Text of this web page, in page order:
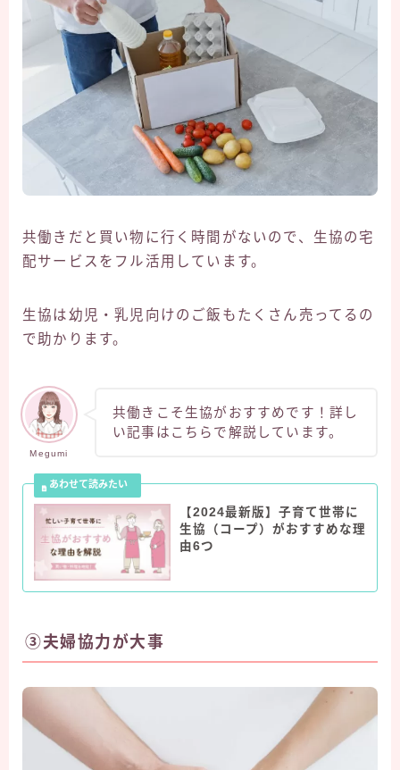
共働きだと買い物に行く時間がないので、生協の宅
配サービスをフル活用しています。
生協は幼児・乳児向けのご飯もたくさん売ってるの
で助かります。
Megumi
共働きこそ生協がおすすめです！詳し
い記事はこちらで解説しています。
【2024最新版】子育て世帯に
生協（コープ）がおすすめな理
由6つ
③夫婦協力が大事